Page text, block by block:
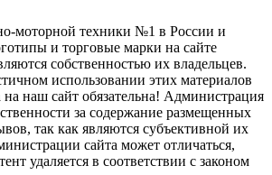
моторной техники №1 в России и
и торговые марки на сайте
собственностью их владельцев.
использовании этих материалов
наш сайт обязательна! Администрация
за содержание размещенных
так как являются субъективной их
сайта может отличаться,
удаляется в соответствии с законом